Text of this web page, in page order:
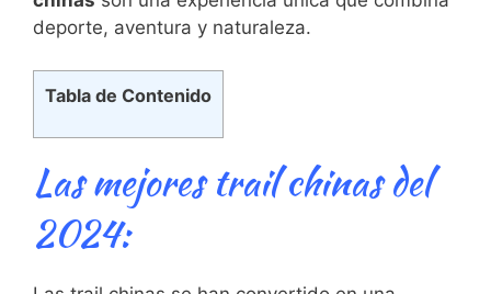
‌deporte, aventura y naturaleza.
Tabla de Contenido
Las mejores trail chinas del
2024: